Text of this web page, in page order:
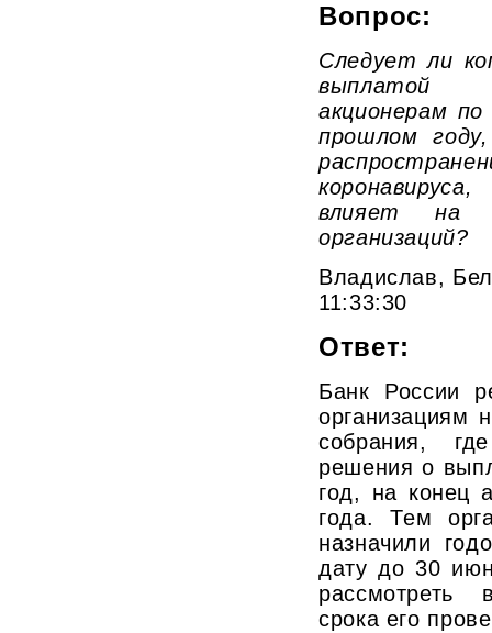
Вопрос:
Следует ли
выплатой
акционерам
прошлом
влияет на
организаций?
Владислав,
11:33:30
Ответ:
Банк России
организациям
собрания,
решения о
год, на конец
года. Тем
назначили
дату до 30
рассмотреть
срока его